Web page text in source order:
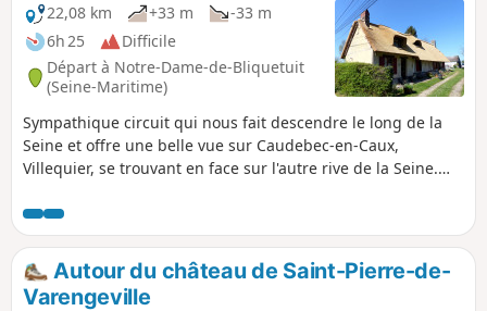
22,08 km
+33 m
-33 m
6h 25
Difficile
Départ à Notre-Dame-de-Bliquetuit
(Seine-Maritime)
Sympathique circuit qui nous fait descendre le long de la
Seine et offre une belle vue sur Caudebec-en-Caux,
Villequier, se trouvant en face sur l'autre rive de la Seine.
Autour du château de Saint-Pierre-de-
Varengeville